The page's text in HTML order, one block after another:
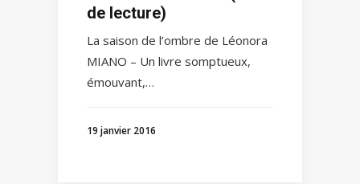
de lecture)
La saison de l’ombre de Léonora
MIANO – Un livre somptueux,
émouvant,…
19 janvier 2016